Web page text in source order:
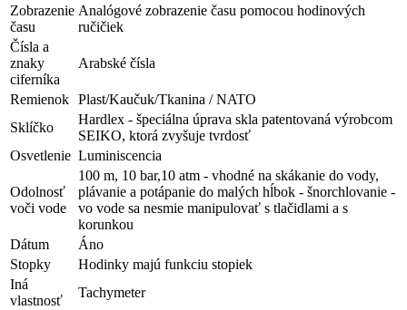
Zobrazenie
času
Analógové zobrazenie času pomocou hodinových
ručičiek
Čísla a
znaky
ciferníka
Arabské čísla
Remienok Plast/Kaučuk/Tkanina / NATO
Sklíčko
Hardlex - špeciálna úprava skla patentovaná výrobcom
SEIKO, ktorá zvyšuje tvrdosť
Osvetlenie Luminiscencia
Odolnosť
voči vode
100 m, 10 bar,10 atm - vhodné na skákanie do vody,
plávanie a potápanie do malých hĺbok - šnorchlovanie -
vo vode sa nesmie manipulovať s tlačidlami a s
korunkou
Dátum
Áno
Stopky
Hodinky majú funkciu stopiek
Iná
vlastnosť
Tachymeter